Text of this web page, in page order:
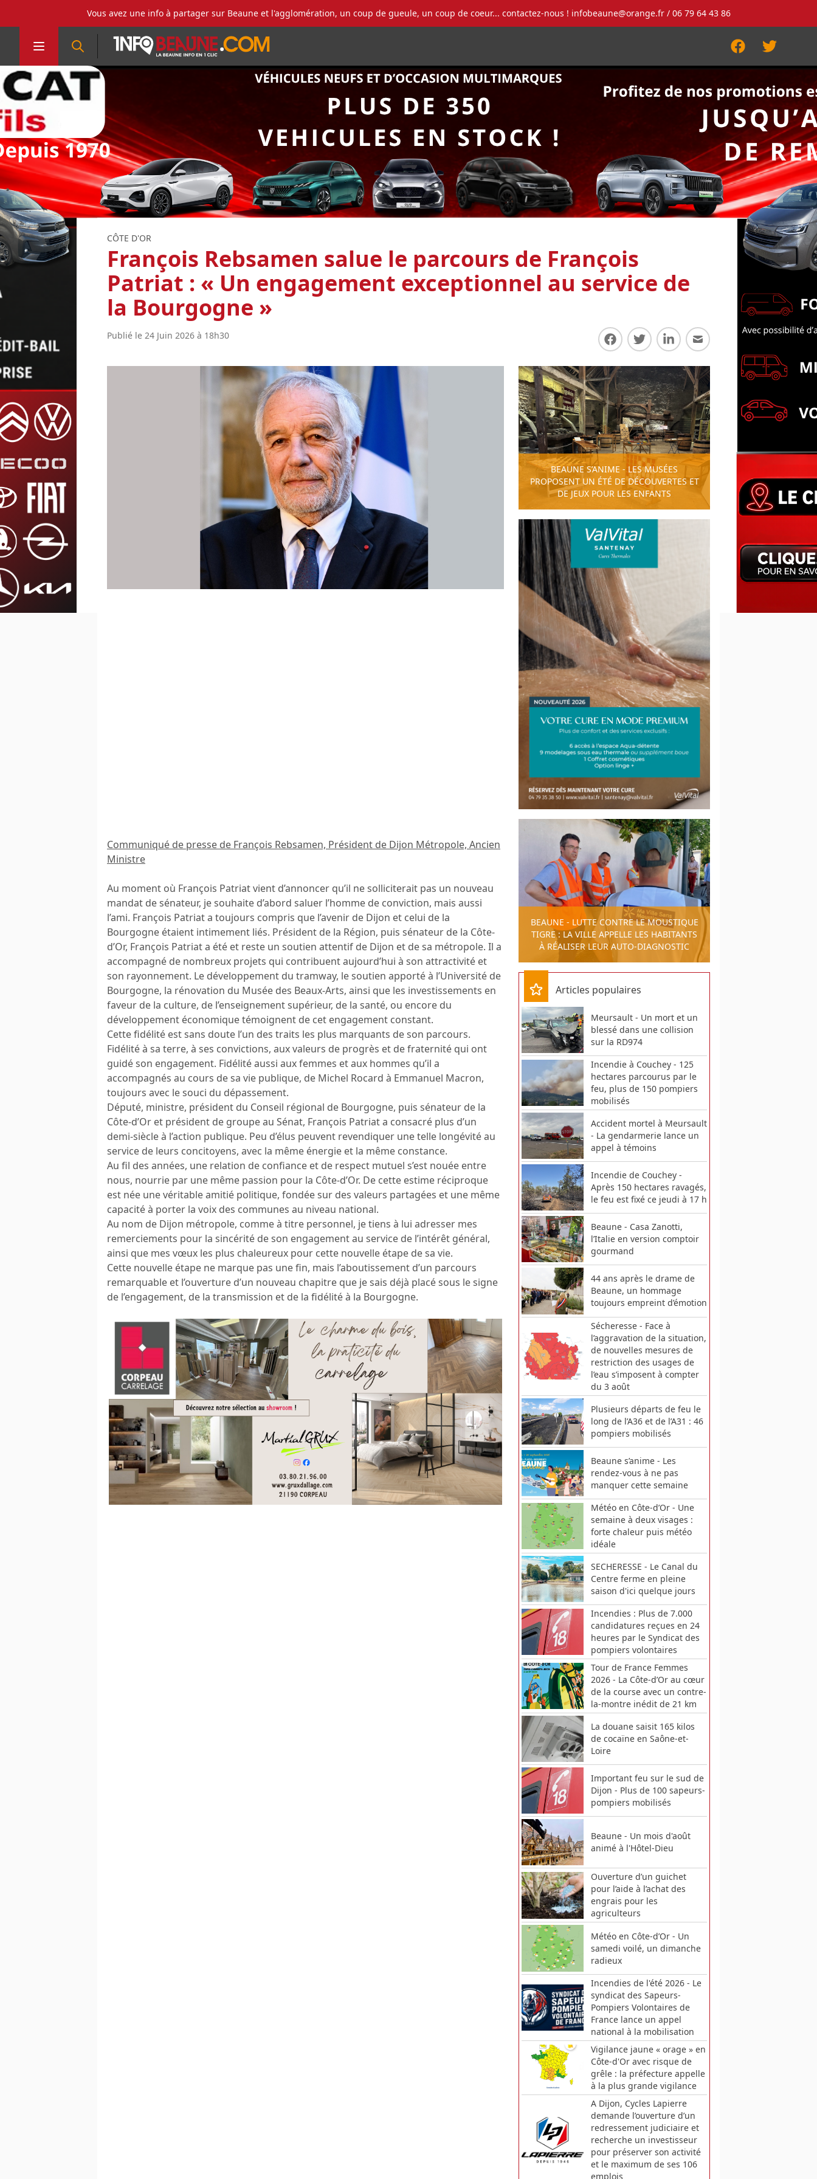
Vous avez une info à partager sur Beaune et l'agglomération, un coup de gueule, un coup de coeur... contactez-nous ! infobeaune@orange.fr/ 06 79 64 43 86
FacebookTwitter
CÔTE D'OR
François Rebsamen salue le parcours de François
Patriat : « Un engagement exceptionnel au service de
la Bourgogne »
Publié le 24 Juin 2026 à 18h30
Partager sur Facebook
Partager sur Twitter
Partager sur LinkedIn
Partager par E-mail
Communiqué de presse de François Rebsamen, Président de Dijon Métropole, Ancien
Ministre
Au moment où François Patriat vient d’annoncer qu’il ne solliciterait pas un nouveau
mandat de sénateur, je souhaite d’abord saluer l’homme de conviction, mais aussi
l’ami. François Patriat a toujours compris que l’avenir de Dijon et celui de la
Bourgogne étaient intimement liés. Président de la Région, puis sénateur de la Côte-
d’Or, François Patriat a été et reste un soutien attentif de Dijon et de sa métropole. Il a
accompagné de nombreux projets qui contribuent aujourd’hui à son attractivité et
son rayonnement. Le développement du tramway, le soutien apporté à l’Université de
Bourgogne, la rénovation du Musée des Beaux-Arts, ainsi que les investissements en
faveur de la culture, de l’enseignement supérieur, de la santé, ou encore du
développement économique témoignent de cet engagement constant.
Cette fidélité est sans doute l’un des traits les plus marquants de son parcours.
Fidélité à sa terre, à ses convictions, aux valeurs de progrès et de fraternité qui ont
guidé son engagement. Fidélité aussi aux femmes et aux hommes qu’il a
accompagnés au cours de sa vie publique, de Michel Rocard à Emmanuel Macron,
toujours avec le souci du dépassement.
Député, ministre, président du Conseil régional de Bourgogne, puis sénateur de la
Côte-d’Or et président de groupe au Sénat, François Patriat a consacré plus d’un
demi-siècle à l’action publique. Peu d’élus peuvent revendiquer une telle longévité au
service de leurs concitoyens, avec la même énergie et la même constance.
Au fil des années, une relation de confiance et de respect mutuel s’est nouée entre
nous, nourrie par une même passion pour la Côte-d’Or. De cette estime réciproque
est née une véritable amitié politique, fondée sur des valeurs partagées et une même
capacité à porter la voix des communes au niveau national.
Au nom de Dijon métropole, comme à titre personnel, je tiens à lui adresser mes
remerciements pour la sincérité de son engagement au service de l’intérêt général,
ainsi que mes vœux les plus chaleureux pour cette nouvelle étape de sa vie.
Cette nouvelle étape ne marque pas une fin, mais l’aboutissement d’un parcours
remarquable et l’ouverture d’un nouveau chapitre que je sais déjà placé sous le signe
de l’engagement, de la transmission et de la fidélité à la Bourgogne.
BEAUNE S’ANIME - LES MUSÉES
PROPOSENT UN ÉTÉ DE DÉCOUVERTES ET
DE JEUX POUR LES ENFANTS
BEAUNE - LUTTE CONTRE LE MOUSTIQUE
TIGRE : LA VILLE APPELLE LES HABITANTS
À RÉALISER LEUR AUTO-DIAGNOSTIC
Articles populaires
Meursault - Un mort et un
blessé dans une collision
sur la RD974
Incendie à Couchey - 125
hectares parcourus par le
feu, plus de 150 pompiers
mobilisés
Accident mortel à Meursault
- La gendarmerie lance un
appel à témoins
Incendie de Couchey -
Après 150 hectares ravagés,
le feu est fixé ce jeudi à 17 h
Beaune - Casa Zanotti,
l’Italie en version comptoir
gourmand
44 ans après le drame de
Beaune, un hommage
toujours empreint d’émotion
Sécheresse - Face à
l’aggravation de la situation,
de nouvelles mesures de
restriction des usages de
l’eau s’imposent à compter
du 3 août
Plusieurs départs de feu le
long de l’A36 et de l’A31 : 46
pompiers mobilisés
Beaune s’anime - Les
rendez-vous à ne pas
manquer cette semaine
Météo en Côte-d’Or - Une
semaine à deux visages :
forte chaleur puis météo
idéale
SECHERESSE - Le Canal du
Centre ferme en pleine
saison d'ici quelque jours
Incendies : Plus de 7.000
candidatures reçues en 24
heures par le Syndicat des
pompiers volontaires
Tour de France Femmes
2026 - La Côte-d’Or au cœur
de la course avec un contre-
la-montre inédit de 21 km
La douane saisit 165 kilos
de cocaïne en Saône-et-
Loire
Important feu sur le sud de
Dijon - Plus de 100 sapeurs-
pompiers mobilisés
Beaune - Un mois d'août
animé à l'Hôtel-Dieu
Ouverture d’un guichet
pour l’aide à l’achat des
engrais pour les
agriculteurs
Météo en Côte-d’Or - Un
samedi voilé, un dimanche
radieux
Incendies de l'été 2026 - Le
syndicat des Sapeurs-
Pompiers Volontaires de
France lance un appel
national à la mobilisation
Vigilance jaune « orage » en
Côte-d'Or avec risque de
grêle : la préfecture appelle
à la plus grande vigilance
A Dijon, Cycles Lapierre
demande l’ouverture d’un
redressement judiciaire et
recherche un investisseur
pour préserver son activité
et le maximum de ses 106
emplois